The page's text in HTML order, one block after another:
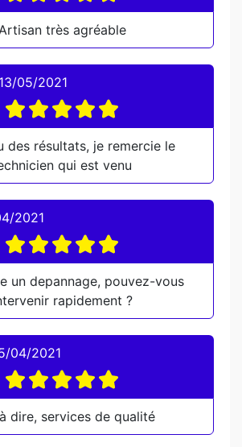
très agréable
13/05/2021
des résultats, je remercie le
qui est venu
2021
un depannage, pouvez-vous
rapidement ?
04/2021
dire, services de qualité